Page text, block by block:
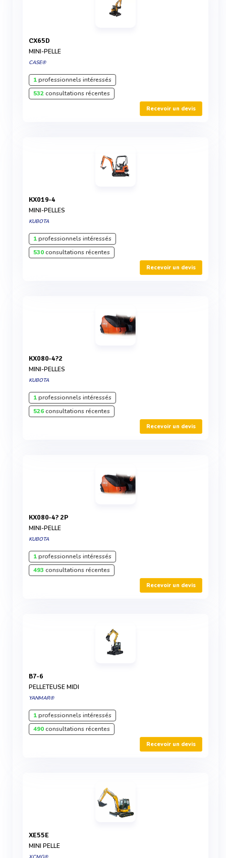
CX65D
MINI-PELLE
CASE®
1professionnels intéressés
532consultations récentes
Recevoir un devis
KX019-4
MINI-PELLES
KUBOTA
1professionnels intéressés
530consultations récentes
Recevoir un devis
KX080-4?2
MINI-PELLES
KUBOTA
1professionnels intéressés
526consultations récentes
Recevoir un devis
KX080-4? 2P
MINI-PELLE
KUBOTA
1professionnels intéressés
493 consultations récentes
Recevoir un devis
B7-6
PELLETEUSE MIDI
YANMAR®
1professionnels intéressés
490consultations récentes
Recevoir un devis
XE55E
MINI PELLE